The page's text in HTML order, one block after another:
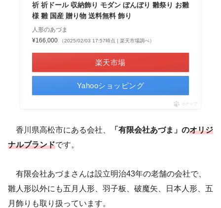
祈 祈ドール 収納飾り モダン ぼんぼり 雛祭り お雛
様 雛 国産 贈り物 送料無料 飾り
人形のあづま
¥166,000
（2025/02/03 17:57時点 | 楽天市場調べ）
楽天市場
Yahooショッピング
ポチップ
香川県高松市にある会社、 「有限会社あづま」のオリジ
ナルブランドです。
有限会社あづまさんは設立明治43年の老舗の会社で、
雛人形以外にも五月人形、羽子板、破魔矢、日本人形、五
月飾りも取り扱っています。